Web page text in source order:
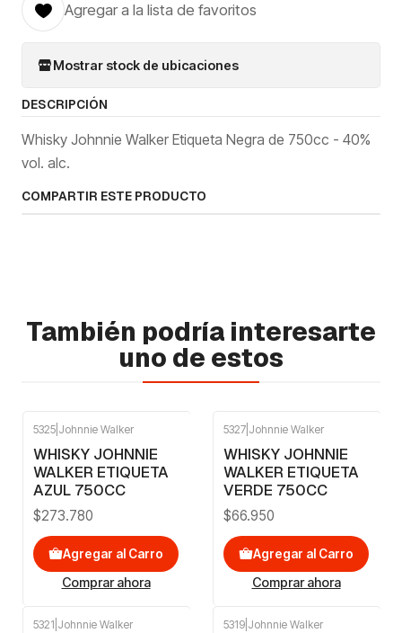
Agregar a la lista de favoritos
Mostrar stock de ubicaciones
DESCRIPCIÓN
Whisky Johnnie Walker Etiqueta Negra de 750cc - 40%
vol. alc.
COMPARTIR ESTE PRODUCTO
También podría interesarte
uno de estos
5325 Johnnie Walker
WHISKY JOHNNIE
WALKER ETIQUETA
AZUL 750CC
$273.780
Agregar al Carro
Comprar ahora
5327 Johnnie Walker
WHISKY JOHNNIE
WALKER ETIQUETA
VERDE 750CC
$66.950
Agregar al Carro
Comprar ahora
5321 Johnnie Walker 5319 Johnnie Walker